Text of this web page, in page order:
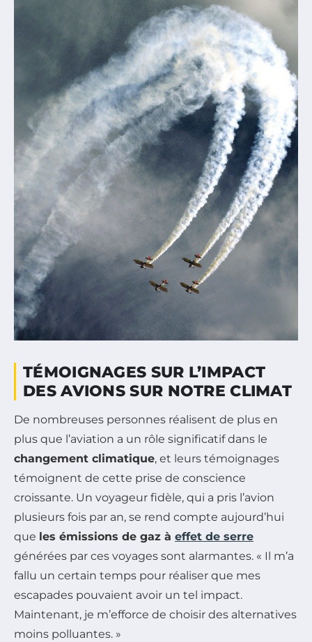
TÉMOIGNAGES SUR L’IMPACT
DES AVIONS SUR NOTRE CLIMAT
De nombreuses personnes réalisent de plus en
plus que l’aviation a un rôle significatif dans le
changement climatique, et leurs témoignages
témoignent de cette prise de conscience
croissante. Un voyageur fidèle, qui a pris l’avion
plusieurs fois par an, se rend compte aujourd’hui
que les émissions de gaz à effet de serre
générées par ces voyages sont alarmantes. « Il m’a
fallu un certain temps pour réaliser que mes
escapades pouvaient avoir un tel impact.
Maintenant, je m’efforce de choisir des alternatives
moins polluantes. »